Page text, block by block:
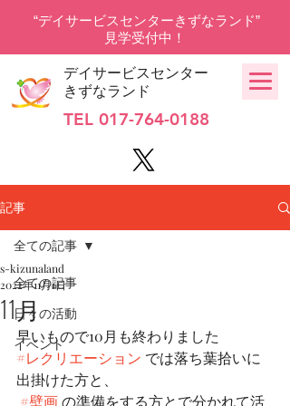
デイサービスセンター
きずなランド
TEL 017-764-0188
“デイサービスセンターきずなランド”
見学受付中！
記事
全ての記事
日々の活動
イベント
全ての記事
11月
s-kizunaland
2022年11月1日
早いもので10月も終わりました
#レクリエーション では落ち葉拾いに
出掛けた方と、
#壁画 の準備をする方とで分かれて活